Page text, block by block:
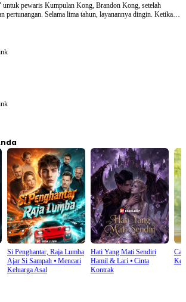
untuk pewaris Kumpulan Kong, Brandon Kong, setelah
pertunangan. Selama lima tahun, layanannya dingin. Ketika
dan lari. Barulah apabila Brandon dapati isterinya bukan
di hatinya.
Si Penghantar, Raja Lumba
Ajar Si Sampah⦁ Mencari
Keluarga Asal
Hati Yang Mati Sendiri
Hamil & Lari⦁ Cinta
Kontrak